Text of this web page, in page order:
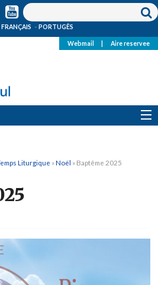
FRANÇAIS PORTUGÊS
Webmail Aire reservee
Liturgique »Noël » Baptême 2025